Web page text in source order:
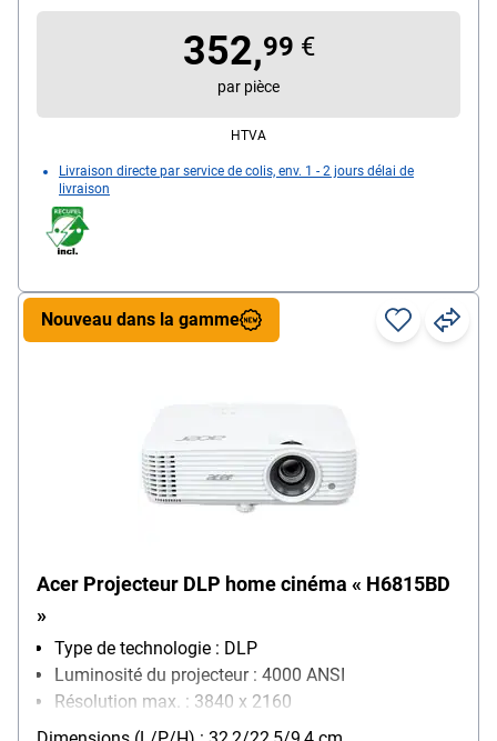
352,99 €
par pièce
HTVA
Livraison directe par service de colis, env. 1 - 2 jours délai de
livraison
Acer Projecteur DLP home cinéma « H6815BD
»
Type de technologie : DLP
Luminosité du projecteur : 4000 ANSI
Résolution max. : 3840 x 2160
Particularités : 4K UHD / faible latence / fréquence
Nouveau dans la gamme